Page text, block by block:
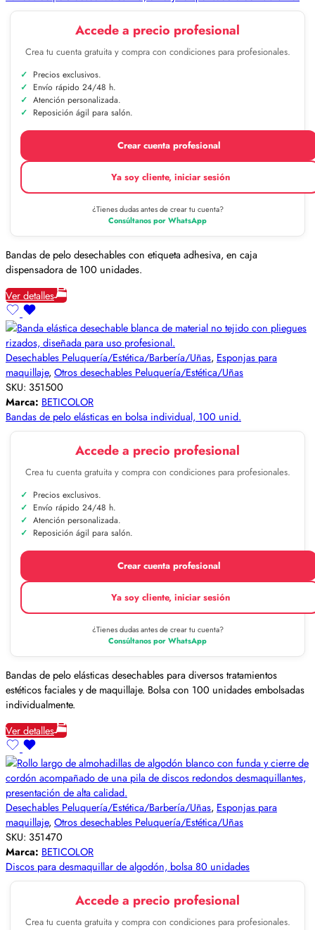
Accede a precio profesional
Crea tu cuenta gratuita y compra con condiciones para profesionales.
Precios exclusivos.
Envío rápido 24/48 h.
Atención personalizada.
Reposición ágil para salón.
Crear cuenta profesional
Ya soy cliente, iniciar sesión
¿Tienes dudas antes de crear tu cuenta?
Consúltanos por WhatsApp
Bandas de pelo desechables con etiqueta adhesiva, en caja
dispensadora de 100 unidades.
Ver detalles
Desechables Peluquería/Estética/Barbería/Uñas, Esponjas para
maquillaje, Otros desechables Peluquería/Estética/Uñas
SKU: 351500
Marca: BETICOLOR
Bandas de pelo elásticas en bolsa individual, 100 unid.
Accede a precio profesional
Crea tu cuenta gratuita y compra con condiciones para profesionales.
Precios exclusivos.
Envío rápido 24/48 h.
Atención personalizada.
Reposición ágil para salón.
Crear cuenta profesional
Ya soy cliente, iniciar sesión
¿Tienes dudas antes de crear tu cuenta?
Consúltanos por WhatsApp
Bandas de pelo elásticas desechables para diversos tratamientos
estéticos faciales y de maquillaje. Bolsa con 100 unidades embolsadas
individualmente.
Ver detalles
Desechables Peluquería/Estética/Barbería/Uñas, Esponjas para
maquillaje, Otros desechables Peluquería/Estética/Uñas
SKU: 351470
Marca: BETICOLOR
Discos para desmaquillar de algodón, bolsa 80 unidades
Accede a precio profesional
Crea tu cuenta gratuita y compra con condiciones para profesionales.